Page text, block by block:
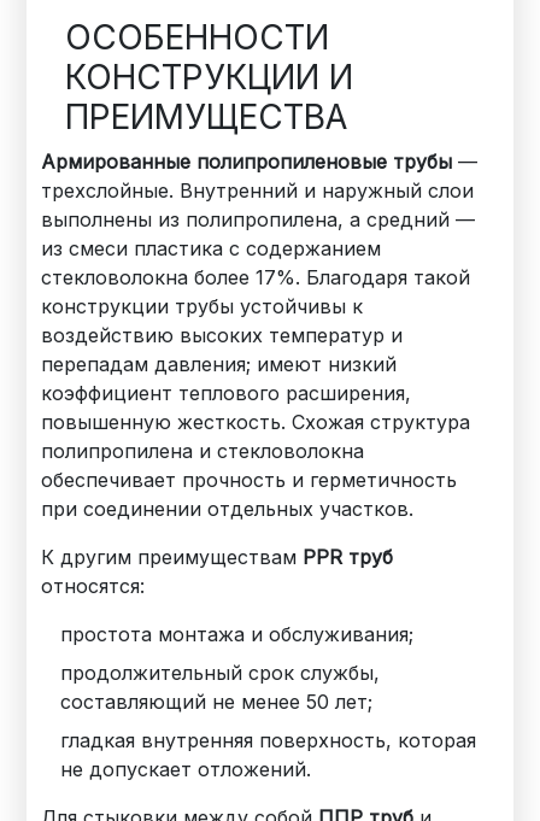
ОСОБЕННОСТИ
КОНСТРУКЦИИ И
ПРЕИМУЩЕСТВА
Армированные полипропиленовые трубы —
трехслойные. Внутренний и наружный слои
выполнены из полипропилена, а средний —
из смеси пластика с содержанием
стекловолокна более 17%. Благодаря такой
конструкции трубы устойчивы к
воздействию высоких температур и
перепадам давления; имеют низкий
коэффициент теплового расширения,
повышенную жесткость. Схожая структура
полипропилена и стекловолокна
обеспечивает прочность и герметичность
при соединении отдельных участков.
К другим преимуществам PPR труб
относятся:
простота монтажа и обслуживания;
продолжительный срок службы,
составляющий не менее 50 лет;
гладкая внутренняя поверхность, которая
не допускает отложений.